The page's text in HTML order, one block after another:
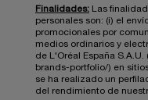
Finalidades: Las
personales son: (i) el
promocionales por
medios ordinarios y
de L'Oréal España
brands-portfolio/) en
se ha realizado un
del rendimiento de